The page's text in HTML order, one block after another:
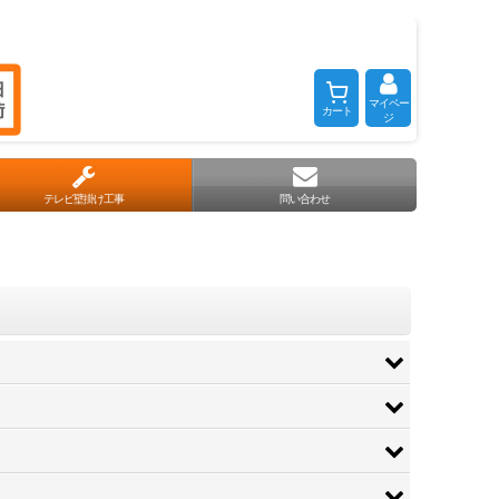
カート
マイペー
ジ
テレビ壁掛け工事 問い合わせ